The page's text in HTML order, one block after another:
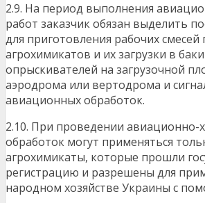
2.9. На период выполнения
работ заказчик обязан выделить
для приготовления рабочих
агрохимикатов и их загрузки в
опрыскивателей на загрузочной
аэродрома или вертодрома и
авиационных обработок.
2.10. При проведении авиационно-
обработок могут применяться
агрохимикаты, которые прошли
регистрацию и разрешены для
народном хозяйстве Украины с